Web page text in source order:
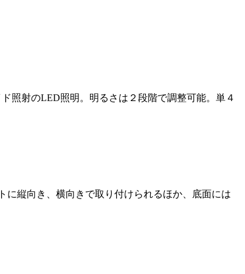
照射のLED照明。明るさは２段階で調整可能。単４
に縦向き、横向きで取り付けられるほか、底面には